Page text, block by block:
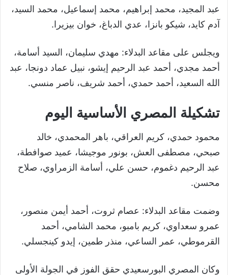
عبد المجيد، محمد إبراهيم، محمد إسماعيل، محمد السيد،
آدم كايد، شيكو بانزا، عدي الدباغ، خوان بيزيرا.
ويجلس على مقاعد البدلاء: مهدي سليمان، السيد أسامة،
أحمد مجدي، أحمد عبد الرحيم إيشو، نبيل عماد دونجا، عبد
الله السعيد، أحمد حمدي، أحمد شريف، ناصر منسي.
تشكيلة المصري الأساسية اليوم
محمود حمدي، كريم العراقي، باهر المحمدي، خالد
صبحي، مصطفى العش، بونور موجيشا، عميد صوافطة،
عبد الرحيم دغموم، حسن علي، أسامة الزمراوي، صلاح
محسن.
وضمت مقاعد البدلاء: عصام ثروت، أحمد أيمن منصور،
عمرو سعداوي، كريم بامبو، محمد الشامي، أحمد
القرموطي، عمر الساعي، منذر طمين، إيدو كينجسلي.
وكان المصري البورسعيدي حقق الفوز في الجولة الأولى